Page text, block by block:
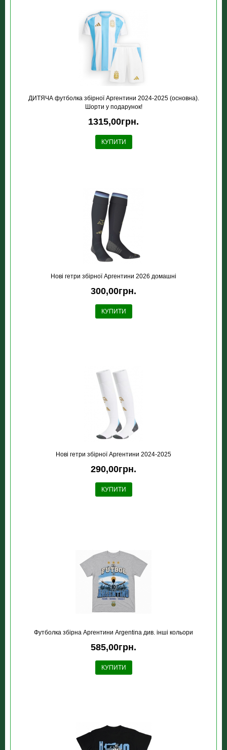
ДИТЯЧА футболка збірної Аргентини 2024-2025 (основна).
Шорти у подарунок!
1315,00грн.
КУПИТИ
Новi гетри збірної Аргентини 2026 домашні
300,00грн.
КУПИТИ
Новi гетри збірної Аргентини 2024-2025
290,00грн.
КУПИТИ
Футболка збірна Аргентини Argentina див. інші кольори
585,00грн.
КУПИТИ